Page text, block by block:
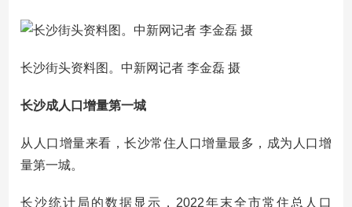
长沙街头资料图。中新网记者 李金磊 摄
长沙成人口增量第一城
从人口增量来看，长沙常住人口增量最多，成为人口增
量第一城。
长沙统计局的数据显示，2022年末全市常住总人口